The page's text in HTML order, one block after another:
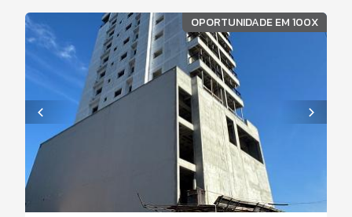
OPORTUNIDADE EM 100X